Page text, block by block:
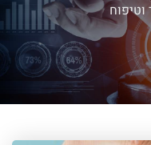
וטיפוח